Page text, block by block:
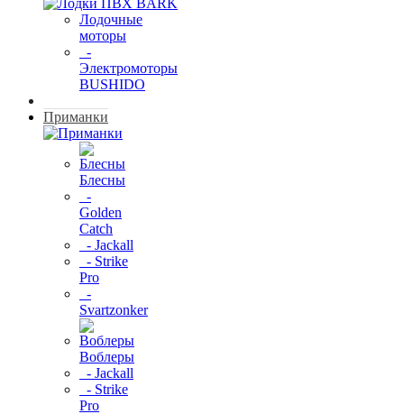
Лодочные
моторы
-
Электромоторы
BUSHIDO
Приманки
Блесны
-
Golden
Catch
- Jackall
- Strike
Pro
-
Svartzonker
Воблеры
- Jackall
- Strike
Pro